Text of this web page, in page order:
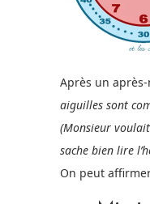
Après un
aiguilles sont
(Monsieur
sache bien lire
On peut